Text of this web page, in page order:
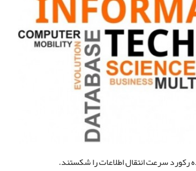
رکورد سرعت انتقال اطلاعات را شکستند.